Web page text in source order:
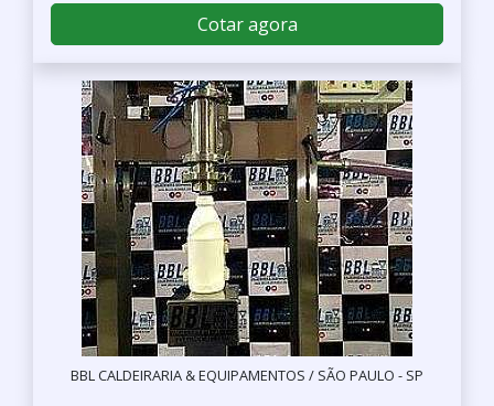
Cotar agora
BBL CALDEIRARIA & EQUIPAMENTOS / SÃO PAULO - SP